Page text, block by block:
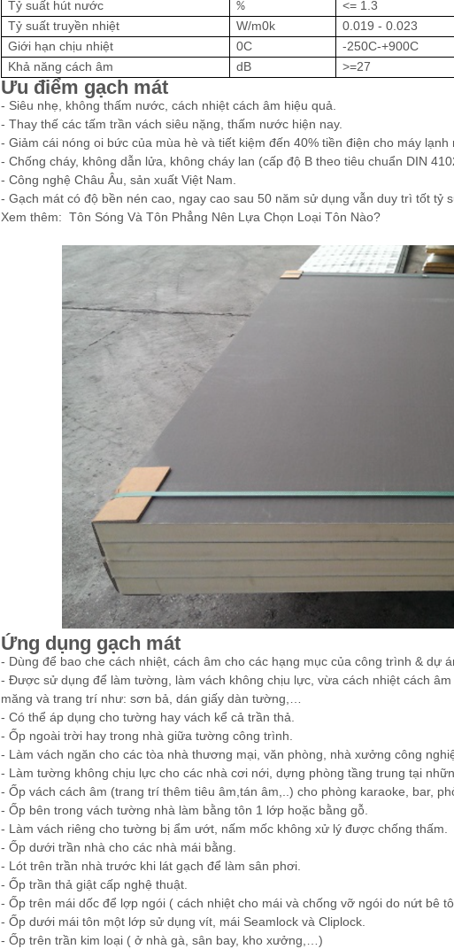
Tỷ suất hút nước %
<= 1.3
Tỷ suất truyền nhiệt
W/m0k
0.019 - 0.023
Giới hạn chịu nhiệt
0C
-250C-+900C
Khả năng cách âm
dB >=27
Ưu điểm gạch mát
- Siêu nhẹ, không thấm nước, cách nhiệt cách âm hiệu quả.
- Thay thế các tấm trần vách siêu nặng, thấm nước hiện nay.
- Giảm cái nóng oi bức của mùa hè và tiết kiệm đến 40% tiền điện cho máy lạnh
- Chống cháy, không dẫn lửa, không cháy lan (cấp độ B theo tiêu chuẩn DIN
- Công nghệ Châu Âu, sản xuất Việt Nam.
- Gạch mát có độ bền nén cao, ngay cao sau 50 năm sử dụng vẫn duy trì tốt tỷ
Xem thêm: Tôn Sóng Và Tôn Phẳng Nên Lựa Chọn Loại Tôn Nào?
Ứng dụng gạch mát
- Dùng để bao che cách nhiệt, cách âm cho các hạng mục của công trình & dự
- Được sử dụng để làm tường, làm vách không chịu lực, vừa cách nhiệt cách
măng và trang trí như: sơn bả, dán giấy dàn tường,…
- Có thể áp dụng cho tường hay vách kể cả trần thả.
- Ốp ngoài trời hay trong nhà giữa tường công trình.
- Làm vách ngăn cho các tòa nhà thương mại, văn phòng, nhà xưởng công
- Làm tường không chịu lực cho các nhà cơi nới, dựng phòng tầng trung tại
- Ốp vách cách âm (trang trí thêm tiêu âm,tán âm,..) cho phòng karaoke, bar,
- Ốp bên trong vách tường nhà làm bằng tôn 1 lớp hoặc bằng gỗ.
- Làm vách riêng cho tường bị ẩm ướt, nấm mốc không xử lý được chống thấm.
- Ốp dưới trần nhà cho các nhà mái bằng.
- Lót trên trần nhà trước khi lát gạch để làm sân phơi.
- Ốp trần thả giật cấp nghệ thuật.
- Ốp trên mái dốc để lợp ngói ( cách nhiệt cho mái và chống vỡ ngói do nứt bê
- Ốp dưới mái tôn một lớp sử dụng vít, mái Seamlock và Cliplock.
- Ốp trên trần kim loại ( ở nhà gà, sân bay, kho xưởng,…)